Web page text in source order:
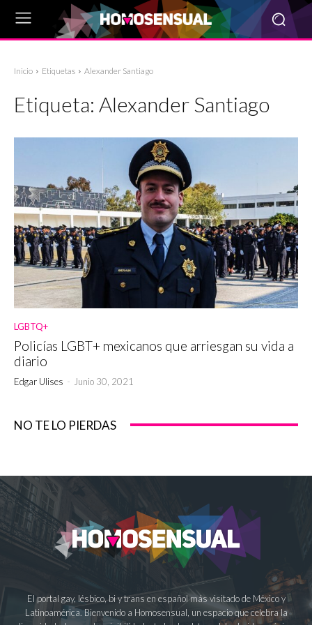
Inicio Etiquetas Alexander Santiago
Etiqueta: Alexander Santiago
LGBTQ+
Policías LGBT+ mexicanos que arriesgan su vida a
diario
Edgar Ulises - Junio 30, 2021
NO TE LO PIERDAS
El portal gay, lésbico, bi y trans en español más visitado de México y
Latinoamérica. Bienvenido a Homosensual, un espacio que celebra la